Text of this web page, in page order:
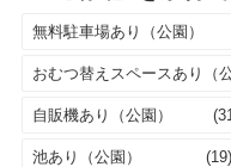
無料駐車場あり（公園）
おむつ替えスペースあり（公
自販機あり（公園）
池あり（公園） (19)